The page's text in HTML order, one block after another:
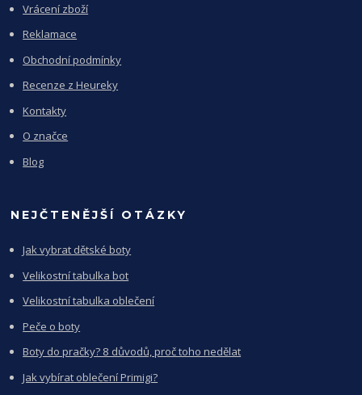
Vrácení zboží
Reklamace
Obchodní podmínky
Recenze z Heureky
Kontakty
O značce
Blog
NEJČTENĚJŠÍ OTÁZKY
Jak vybrat dětské boty
Velikostní tabulka bot
Velikostní tabulka oblečení
Peče o boty
Boty do pračky? 8 důvodů, proč toho nedělat
Jak vybírat oblečení Primigi?